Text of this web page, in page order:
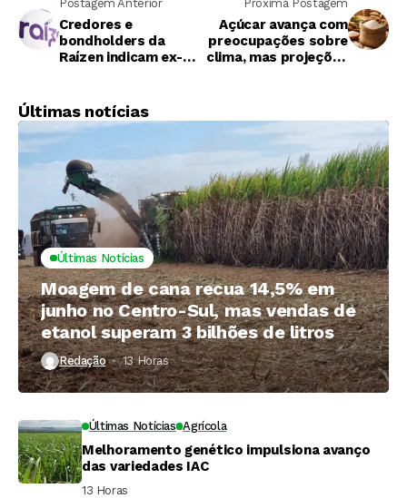
Postagem Anterior
Credores e
bondholders da
Raízen indicam ex-Oi
Próxima Postagem
Açúcar avança com
preocupações sobre
clima, mas projeções
Últimas notícias
Últimas Notícias
Moagem de cana recua 14,5% em
junho no Centro-Sul, mas vendas de
etanol superam 3 bilhões de litros
Redação 13 Horas ⁮
Últimas Notícias Agrícola
Melhoramento genético impulsiona avanço
das variedades IAC
13 Horas ⁮